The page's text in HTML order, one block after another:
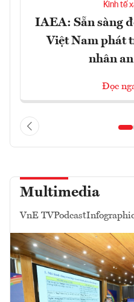
Kinh tế
IAEA: Sẵn sàng
Việt Nam phát
nhân
Đọc
Multimedia
VnE TVPodcast